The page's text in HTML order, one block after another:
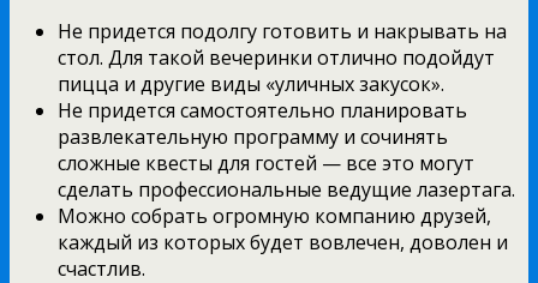
Не придется подолгу готовить и накрывать на
стол. Для такой вечеринки отлично подойдут
пицца и другие виды «уличных закусок».
Не придется самостоятельно планировать
развлекательную программу и сочинять
сложные квесты для гостей — все это могут
сделать профессиональные ведущие лазертага.
Можно собрать огромную компанию друзей,
каждый из которых будет вовлечен, доволен и
счастлив.